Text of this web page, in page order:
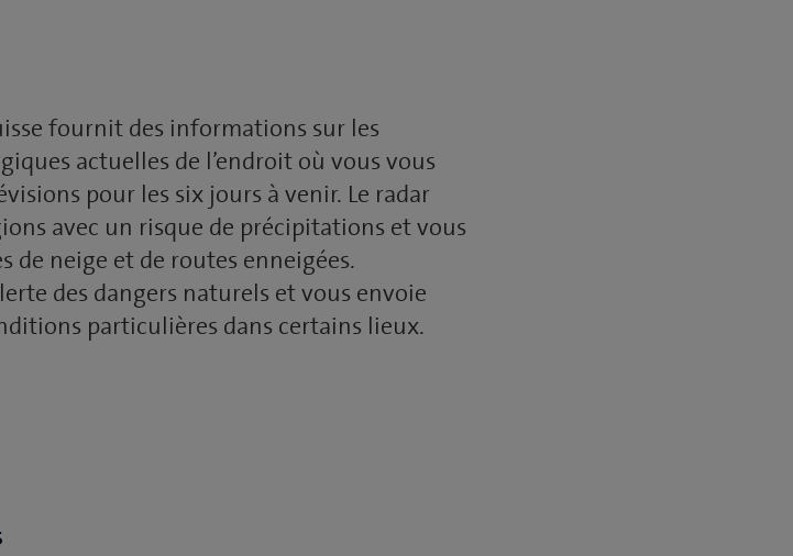
fournit des informations sur les
actuelles de l’endroit où vous vous
pour les six jours à venir. Le radar
avec un risque de précipitations et vous
de neige et de routes enneigées.
des dangers naturels et vous envoie
particulières dans certains lieux.